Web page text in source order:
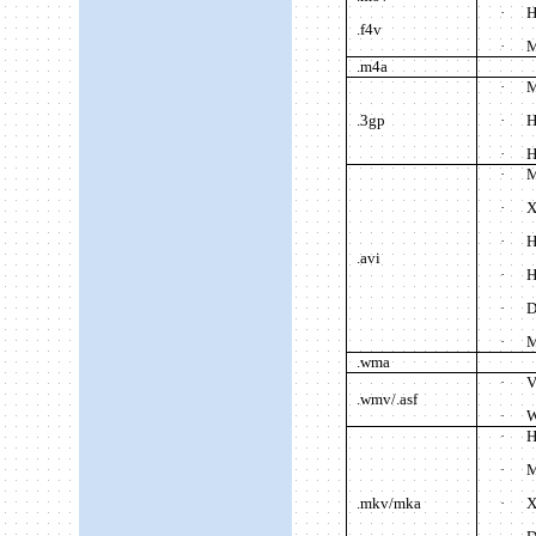
.f4v
·
·
.m4a
.3gp
·
·
·
.avi
·
·
·
·
·
·
.wma
.wmv/.asf
·
·
.mkv/mka
·
·
·